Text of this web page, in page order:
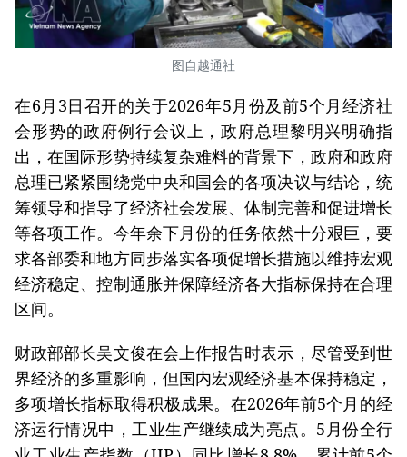
图自越通社
在6月3日召开的关于2026年5月份及前5个月经济社
会形势的政府例行会议上，政府总理黎明兴明确指
出，在国际形势持续复杂难料的背景下，政府和政府
总理已紧紧围绕党中央和国会的各项决议与结论，统
筹领导和指导了经济社会发展、体制完善和促进增长
等各项工作。今年余下月份的任务依然十分艰巨，要
求各部委和地方同步落实各项促增长措施以维持宏观
经济稳定、控制通胀并保障经济各大指标保持在合理
区间。
财政部部长吴文俊在会上作报告时表示，尽管受到世
界经济的多重影响，但国内宏观经济基本保持稳定，
多项增长指标取得积极成果。在2026年前5个月的经
济运行情况中，工业生产继续成为亮点。5月份全行